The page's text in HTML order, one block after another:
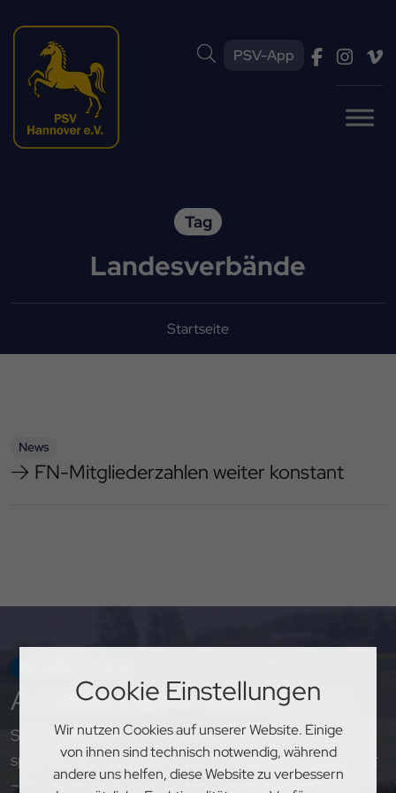
Cookie Einstellungen
Wir nutzen Cookies auf unserer Website. Einige
von ihnen sind technisch notwendig, während
andere uns helfen, diese Website zu verbessern
PSV-App
Tag
Landesverbände
Startseite
News
FN-Mitgliederzahlen weiter konstant
Auf dem Laufendenbleiben
Sichere dir exklusive Einblicke, aktuelle Updates und
spannende Neuigkeiten rund um den PSV Hannover
– melde dich jetzt für unseren Newsletter an!